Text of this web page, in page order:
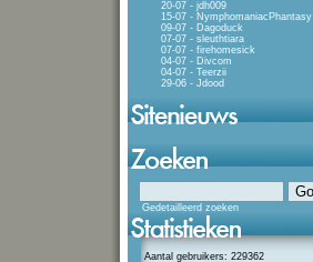
20-07 - jdh009
15-07 - NymphomaniacPhantasy
09-07 - Dagoduck
07-07 - sleuthtiara
07-07 - firehomesick
04-07 - Divcom
04-07 - Teerzii
29-06 - Jdood
Gedetailleerd zoeken
Aantal gebruikers: 229362